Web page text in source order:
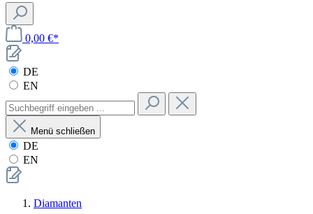
0,00 €*
DE
EN
Menü schließen
DE
EN
Diamanten